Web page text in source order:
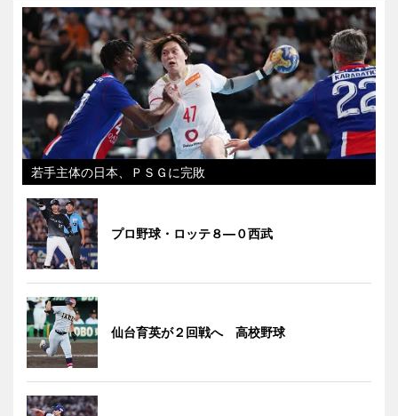
若手主体の日本、ＰＳＧに完敗
プロ野球・ロッテ８―０西武
仙台育英が２回戦へ 高校野球